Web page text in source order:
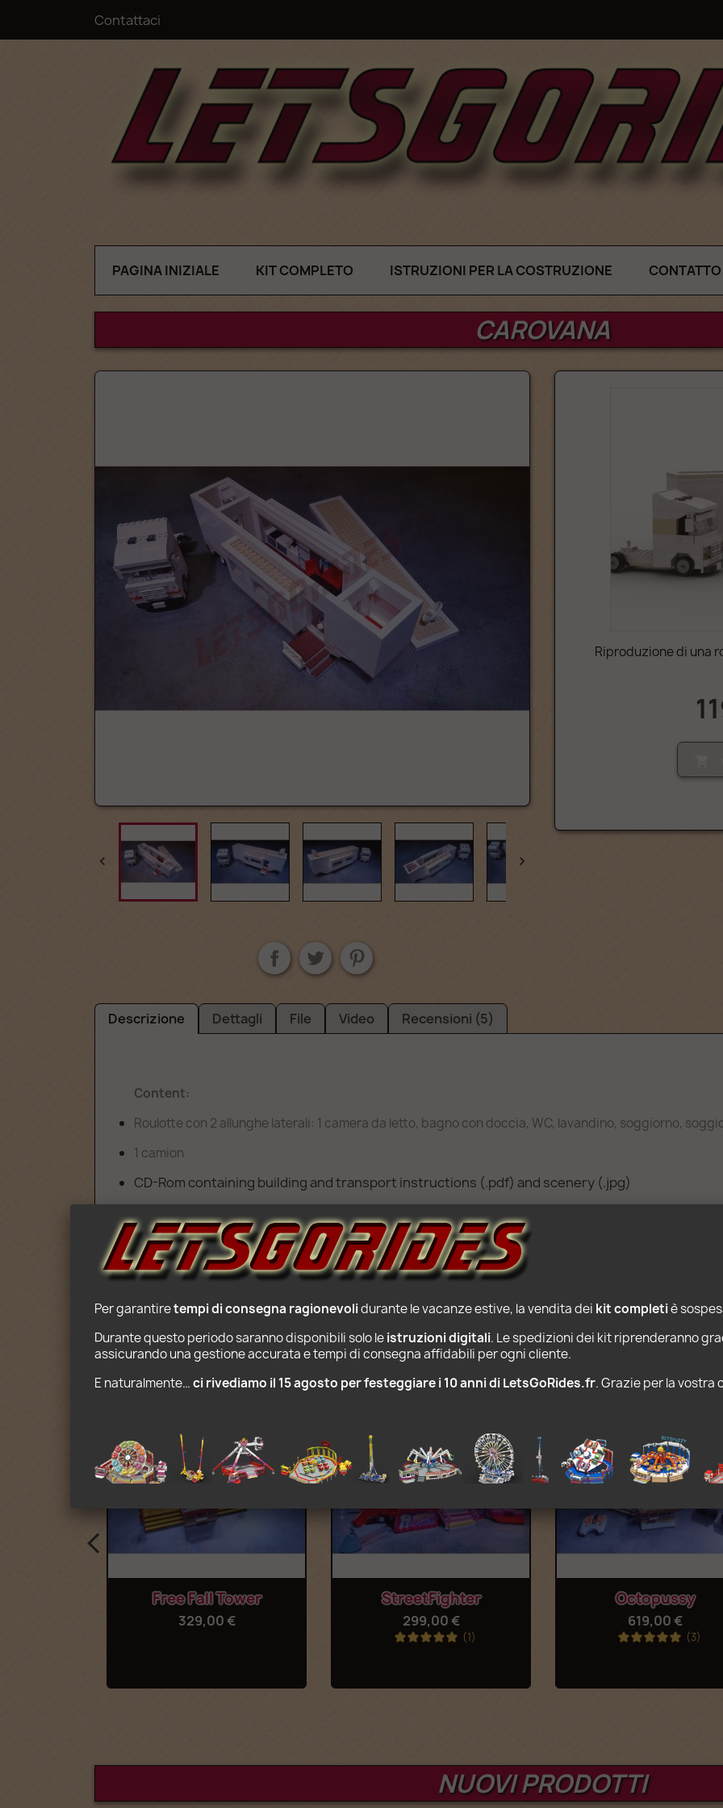
Contattaci
PAGINA INIZIALE KIT COMPLETO ISTRUZIONI PER LA COSTRUZIONE CONTATTO
CAROVANA
 
Riproduzione di una
Descrizione Dettagli File Video Recensioni (5)
Content:
Roulotte con 2 allunghe laterali: 1 camera da letto, bagno con doccia, WC, lavandino, soggiorno,
1 camion
CD-Rom containing building and transport instructions (.pdf) and scenery (.jpg)
PRODOTTI POPOLARI
Anteprima
Free Fall Tower
329,00 €
Anteprima
StreetFighter
299,00 €
(1)
Anteprima
Octopussy
619,00 €
(3)
NUOVI PRODOTTI
Per garantire tempi di consegna ragionevoli durante le vacanze estive, la vendita dei kit completi è
Durante questo periodo saranno disponibili solo le istruzioni digitali. Le spedizioni dei kit riprenderanno
assicurando una gestione accurata e tempi di consegna affidabili per ogni cliente.
E naturalmente… ci rivediamo il 15 agosto per festeggiare i 10 anni di LetsGoRides.fr. Grazie per la